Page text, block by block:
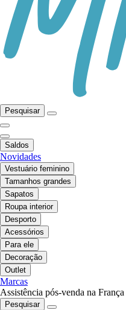
Pesquisar
Saldos
Novidades
Vestuário feminino
Tamanhos grandes
Sapatos
Roupa interior
Desporto
Acessórios
Para ele
Decoração
Outlet
Marcas
Assistência pós-venda na França
Pesquisar